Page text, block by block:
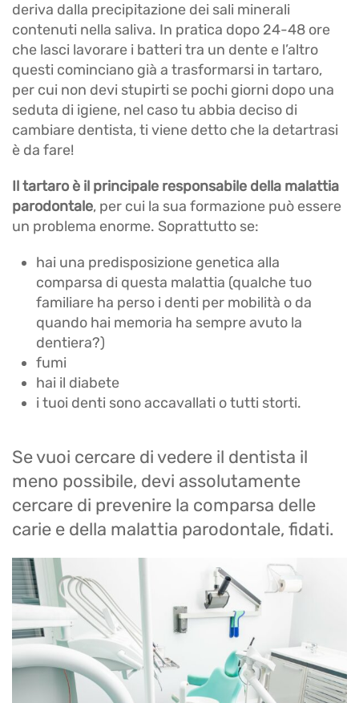
deriva dalla precipitazione dei sali minerali
contenuti nella saliva. In pratica dopo 24-48 ore
che lasci lavorare i batteri tra un dente e l’altro
questi cominciano già a trasformarsi in tartaro,
per cui non devi stupirti se pochi giorni dopo una
seduta di igiene, nel caso tu abbia deciso di
cambiare dentista, ti viene detto che la detartrasi
è da fare!
Il tartaro è il principale responsabile della malattia
parodontale, per cui la sua formazione può essere
un problema enorme. Soprattutto se:
hai una predisposizione genetica alla
comparsa di questa malattia (qualche tuo
familiare ha perso i denti per mobilità o da
quando hai memoria ha sempre avuto la
dentiera?)
fumi
hai il diabete
i tuoi denti sono accavallati o tutti storti.
Se vuoi cercare di vedere il dentista il
meno possibile, devi assolutamente
cercare di prevenire la comparsa delle
carie e della malattia parodontale, fidati.